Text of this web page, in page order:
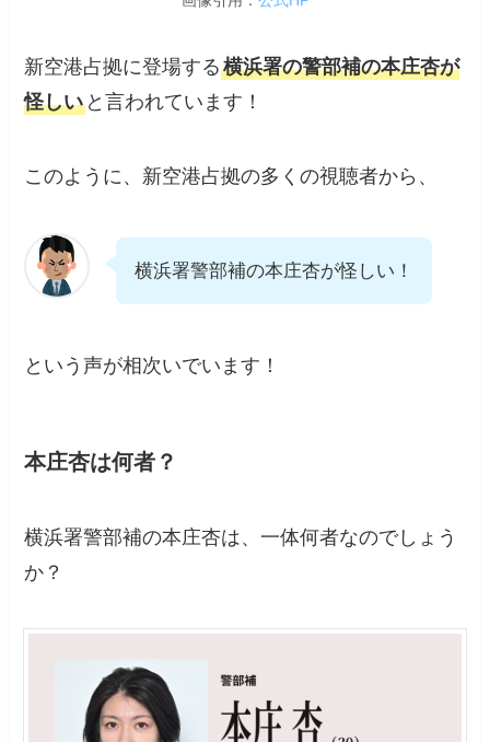
新空港占拠に登場する横浜署の警部補の本庄杏が
怪しい と言われています！
このように、新空港占拠の多くの視聴者から、
横浜署警部補の本庄杏が怪しい！
という声が相次いでいます！
本庄杏は何者？
横浜署警部補の本庄杏は、一体何者なのでしょう
か？